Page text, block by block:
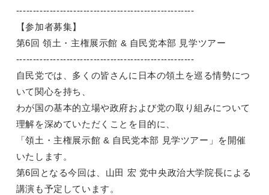
-----------------------------------------------------
【参加者募集】
第6回 領土・主権展示館 & 自民党本部 見学ツアー
-----------------------------------------------------
自民党では、多くの皆さんに日本の領土を巡る情勢につ
いて関心を持ち、
わが国の基本的立場や政府および党の取り組みについて
理解を深めていただくことを目的に、
「領土・主権展示館 & 自民党本部 見学ツアー」を開催
いたします。
第6回となる今回は、山田 宏 党中央政治大学院長による
講演も予定しています。